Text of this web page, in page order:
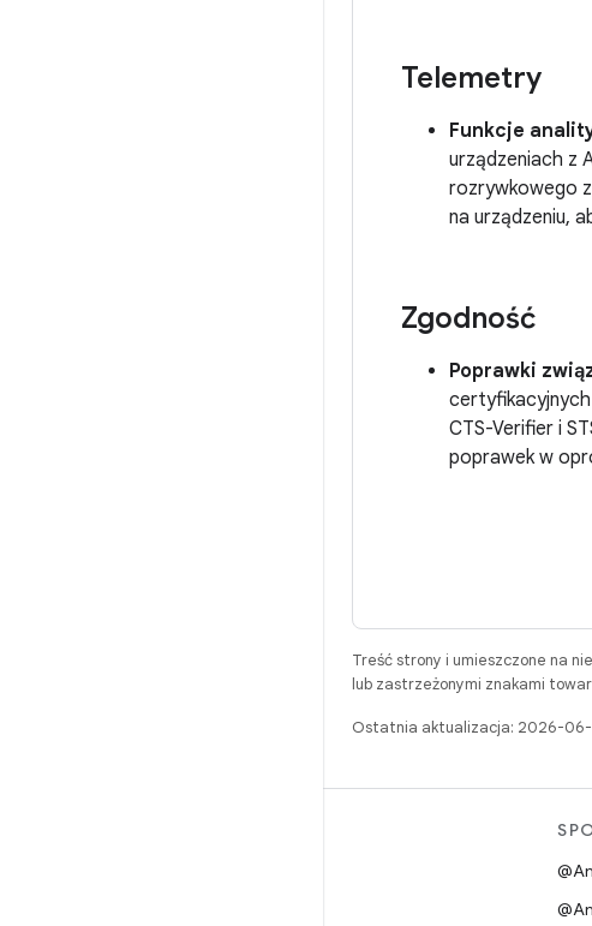
Telemetry
Funkcje
urządzeniach z
rozrywkowego
na urządzeniu,
Zgodność
Poprawki
CTS-Verifier i
poprawek w
Treść strony i umieszczone na
lub zastrzeżonymi znakami
Ostatnia aktualizacja: 2026-06-